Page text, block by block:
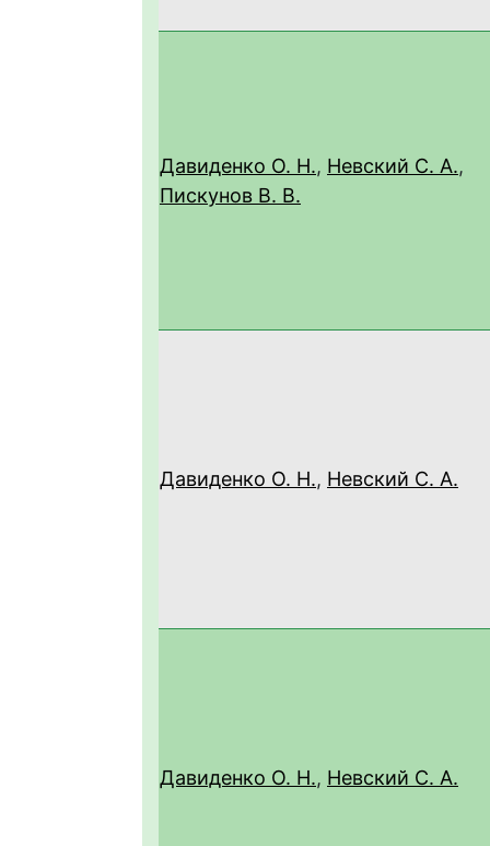
Давиденко О. Н., Невский С. А.,
Пискунов В. В.
Давиденко О. Н., Невский С. А.
Давиденко О. Н., Невский С. А.